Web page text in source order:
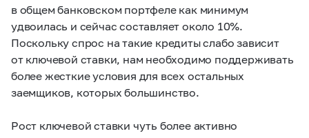
в общем банковском портфеле как минимум
удвоилась и сейчас составляет около 10%.
Поскольку спрос на такие кредиты слабо зависит
от ключевой ставки, нам необходимо поддерживать
более жесткие условия для всех остальных
заемщиков, которых большинство.
Рост ключевой ставки чуть более активно